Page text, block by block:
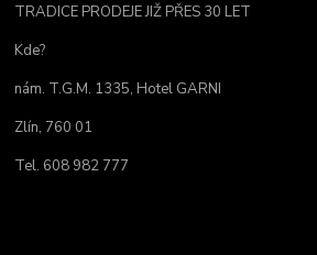
TRADICE PRODEJE JIŽ PŘES 30 LET
Kde?
nám. T.G.M. 1335, Hotel GARNI
Zlín, 760 01
Tel. 608 982 777